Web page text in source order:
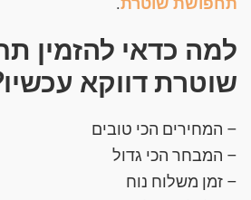
למה כדאי להזמין
שוטרת דווקא
– המחירים הכי טובים
– המבחר הכי גדול
– זמן משלוח נוח